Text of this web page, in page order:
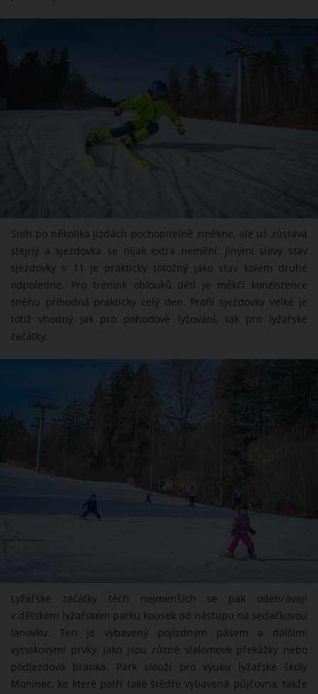
Sníh po několika jízdách pochopitelně změkne, ale už zůstává
stejný a sjezdovka se nijak extra nemění, jinými slovy stav
sjezdovky v 11 je prakticky totožný jako stav kolem druhé
odpoledne. Pro trénink oblouků dětí je měkčí konzistence
sněhu příhodná prakticky celý den. Profil sjezdovky Velké je
totiž vhodný jak pro pohodové lyžování, tak pro lyžařské
začátky.
Lyžařské začátky těch nejmenších se pak odehrávají
v dětském lyžařském parku kousek od nástupu na sedačkovou
lanovku. Ten je vybavený pojízdným pásem a dalšími
výcvikovými prvky, jako jsou různé slalomové překážky nebo
podjezdová branka. Park slouží pro výuku lyžařské školy
Monínec, ke které patří také štědře vybavená půjčovna, takže